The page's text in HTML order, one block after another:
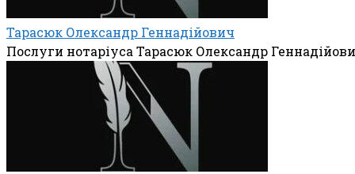
Тарасюк Олександр Геннадійович
Послуги нотаріуса Тарасюк Олександр